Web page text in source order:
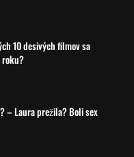
10 desivých filmov sa
roku?
– Laura prežila? Boli sex